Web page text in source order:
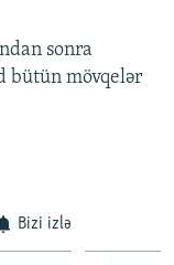
sonra
bütün mövqelər
Bizi izlə